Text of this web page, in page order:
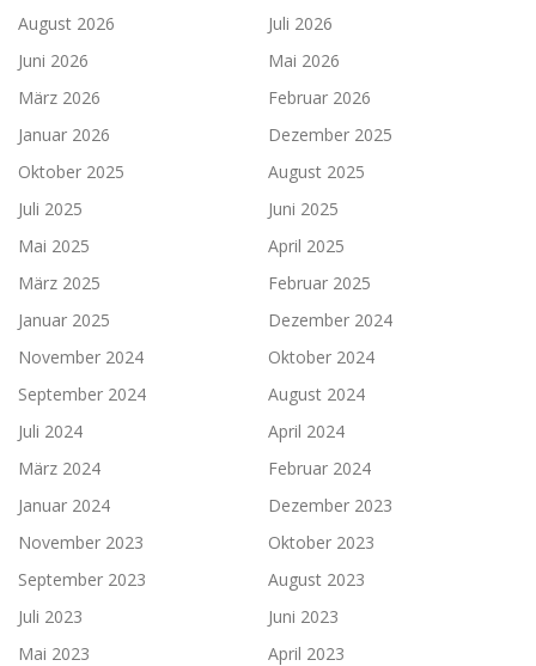
August 2026
Juli 2026
Juni 2026
Mai 2026
März 2026
Februar 2026
Januar 2026
Dezember 2025
Oktober 2025
August 2025
Juli 2025
Juni 2025
Mai 2025
April 2025
März 2025
Februar 2025
Januar 2025
Dezember 2024
November 2024
Oktober 2024
September 2024
August 2024
Juli 2024
April 2024
März 2024
Februar 2024
Januar 2024
Dezember 2023
November 2023
Oktober 2023
September 2023
August 2023
Juli 2023
Juni 2023
Mai 2023
April 2023